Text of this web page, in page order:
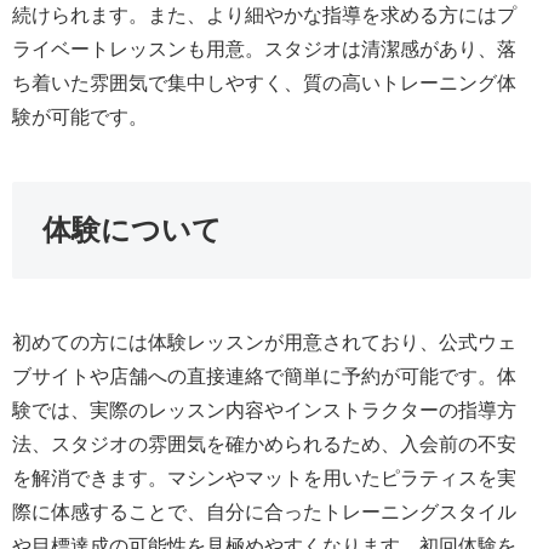
続けられます。また、より細やかな指導を求める方にはプ
ライベートレッスンも用意。スタジオは清潔感があり、落
ち着いた雰囲気で集中しやすく、質の高いトレーニング体
験が可能です。
体験について
初めての方には体験レッスンが用意されており、公式ウェ
ブサイトや店舗への直接連絡で簡単に予約が可能です。体
験では、実際のレッスン内容やインストラクターの指導方
法、スタジオの雰囲気を確かめられるため、入会前の不安
を解消できます。マシンやマットを用いたピラティスを実
際に体感することで、自分に合ったトレーニングスタイル